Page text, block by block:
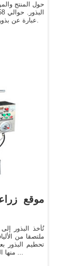
عبارة عن بذور زيتية، و1% عبارة عن بذور خضروات.
موقع
تُأخذ البذور
ملتصقا من
تحطيم البذور
منها الزيت ( و هو زيت بذور القطن ). تكون ...